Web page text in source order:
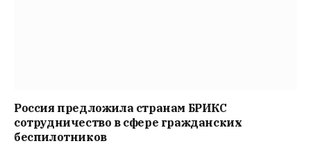
Россия предложила странам БРИКС
сотрудничество в сфере гражданских
беспилотников